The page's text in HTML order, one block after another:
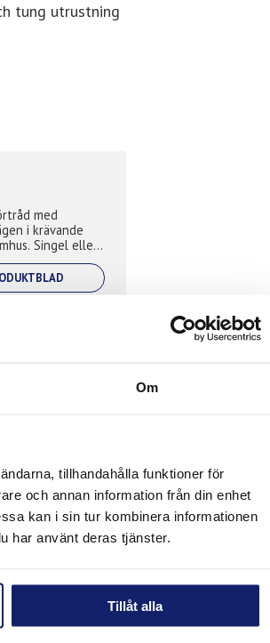
Om
tillhandahålla funktioner för
och annan information från din enhet
kan i sin tur kombinera informationen
har använt deras tjänster.
Tillåt alla
tung utrustning
med
i krävande
Singel eller
för svetsning
mot